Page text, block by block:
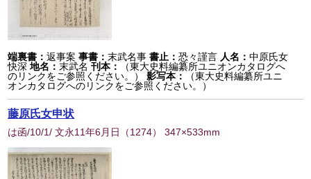
端裏書：返事案 事書：末武名事書止：恐々謹言 人名：中原氏女
快深 地名：末武名 刊本：
（東大史料編纂所ユニオンカタログへ
のリンクをご参照ください。）
影写本：
（東大史料編纂所ユニ
オンカタログへのリンクをご参照ください。）
藤原氏女申状
は函/10/1/ 文永11年6月日 （1274） 347×533mm